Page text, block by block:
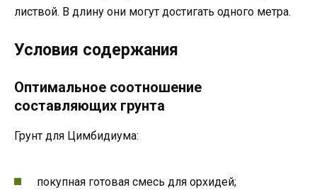
листвой. В длину они могут достигать одного метра.
Условия содержания
Оптимальное соотношение
составляющих грунта
Грунт для Цимбидиума:
покупная готовая смесь для орхидей;